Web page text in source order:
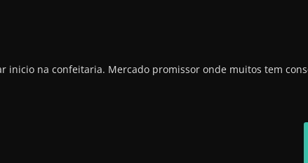
inicio na confeitaria. Mercado promissor onde muitos tem